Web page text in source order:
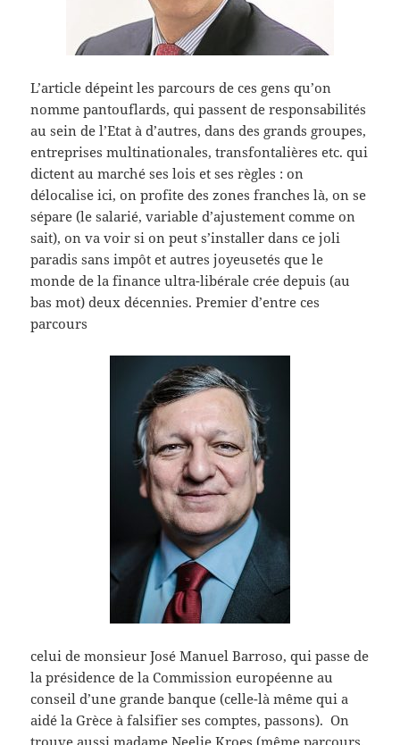
L’article dépeint les parcours de ces gens qu’on
nomme pantouflards, qui passent de responsabilités
au sein de l’Etat à d’autres, dans des grands groupes,
entreprises multinationales, transfontalières etc. qui
dictent au marché ses lois et ses règles : on
délocalise ici, on profite des zones franches là, on se
sépare (le salarié, variable d’ajustement comme on
sait), on va voir si on peut s’installer dans ce joli
paradis sans impôt et autres joyeusetés que le
monde de la finance ultra-libérale crée depuis (au
bas mot) deux décennies. Premier d’entre ces
parcours
celui de monsieur José Manuel Barroso, qui passe de
la présidence de la Commission européenne au
conseil d’une grande banque (celle-là même qui a
aidé la Grèce à falsifier ses comptes, passons). On